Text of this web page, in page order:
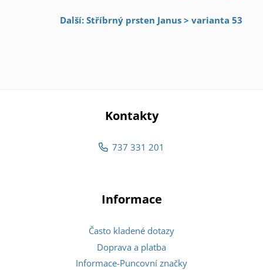
Další: Stříbrný prsten Janus > varianta 53
Kontakty
737 331 201
Informace
Často kladené dotazy
Doprava a platba
Informace-Puncovní značky